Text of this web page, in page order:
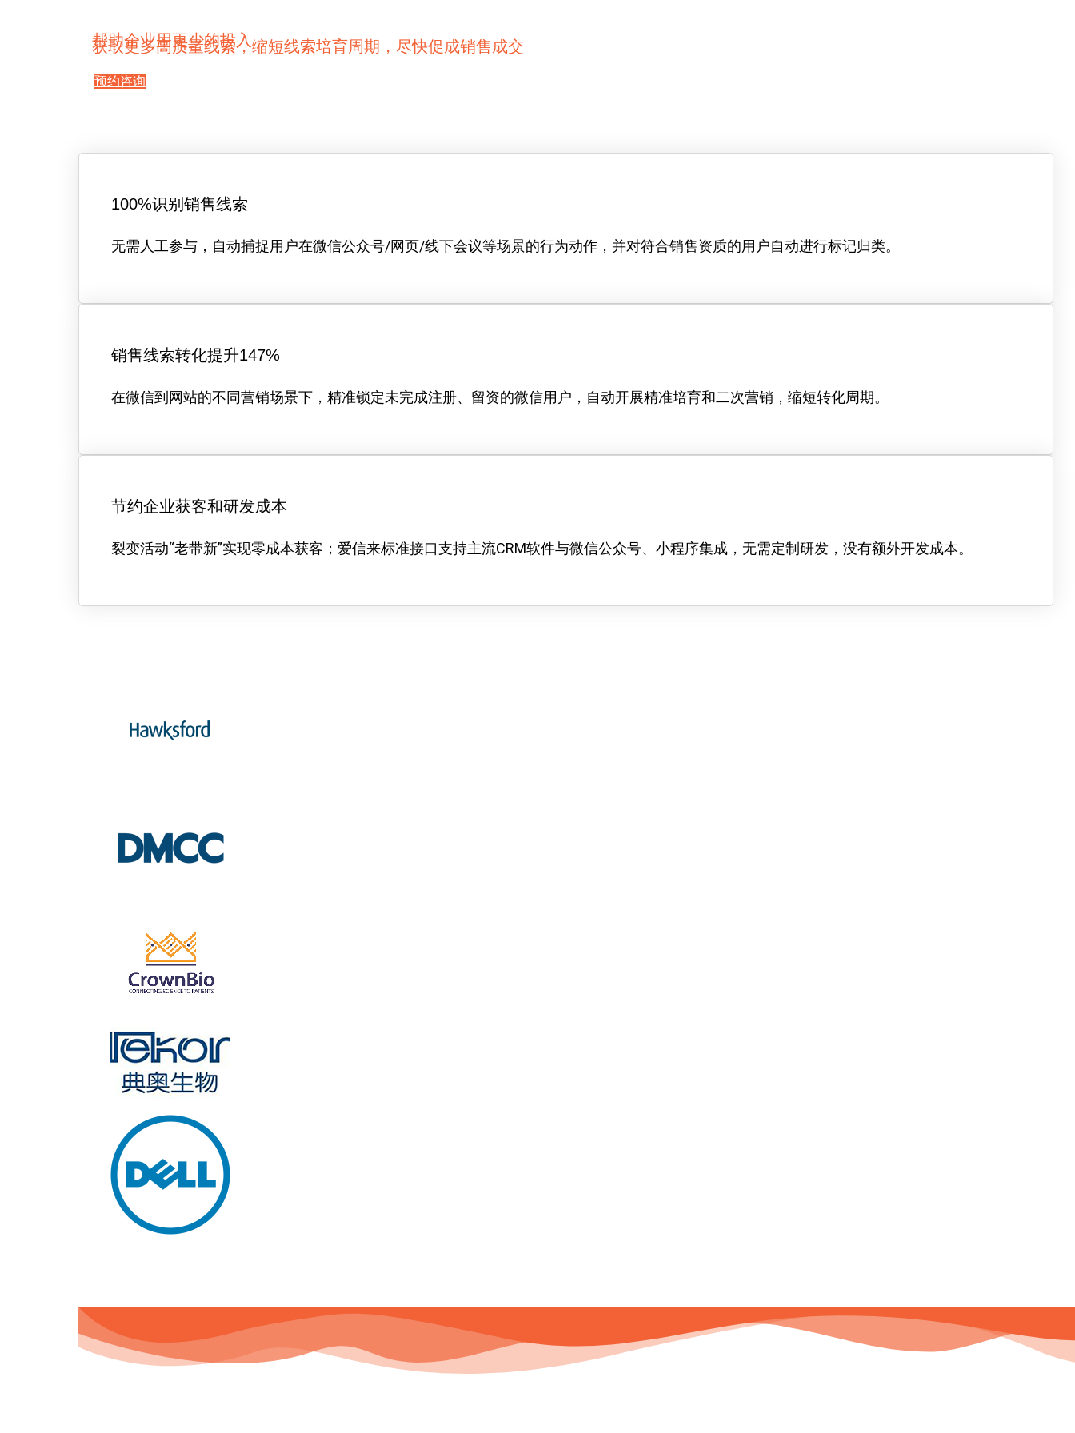
帮助企业用更少的投入
获取更多高质量线索，缩短线索培育周期，尽快促成销售成交
预约咨询
100%识别销售线索
无需人工参与，自动捕捉用户在微信公众号/网页/线下会议等场景的行为动作，并对符合销售资质的用户自动进行标记归类。
销售线索转化提升147%
在微信到网站的不同营销场景下，精准锁定未完成注册、留资的微信用户，自动开展精准培育和二次营销，缩短转化周期。
节约企业获客和研发成本
裂变活动“老带新”实现零成本获客；爱信来标准接口支持主流CRM软件与微信公众号、小程序集成，无需定制研发，没有额外开发成本。